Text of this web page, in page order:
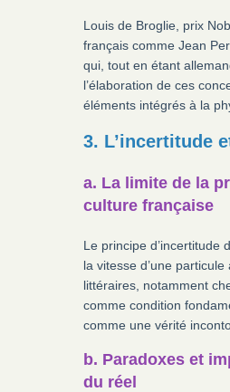
Louis de Broglie, prix
français comme Jean
qui, tout en étant
l’élaboration de ces
éléments intégrés à la
3. L’incertitude
a. La limite de la
culture française
Le principe d’incertitude
la vitesse d’une
littéraires, notamment
comme condition
comme une vérité
b. Paradoxes et
du réel